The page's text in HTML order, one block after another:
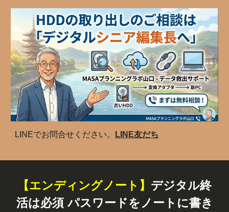
LINEでお問合せください。 LINE友だち
【エンディングノート】 デジタル終
活は必須 パスワードをノートに書き